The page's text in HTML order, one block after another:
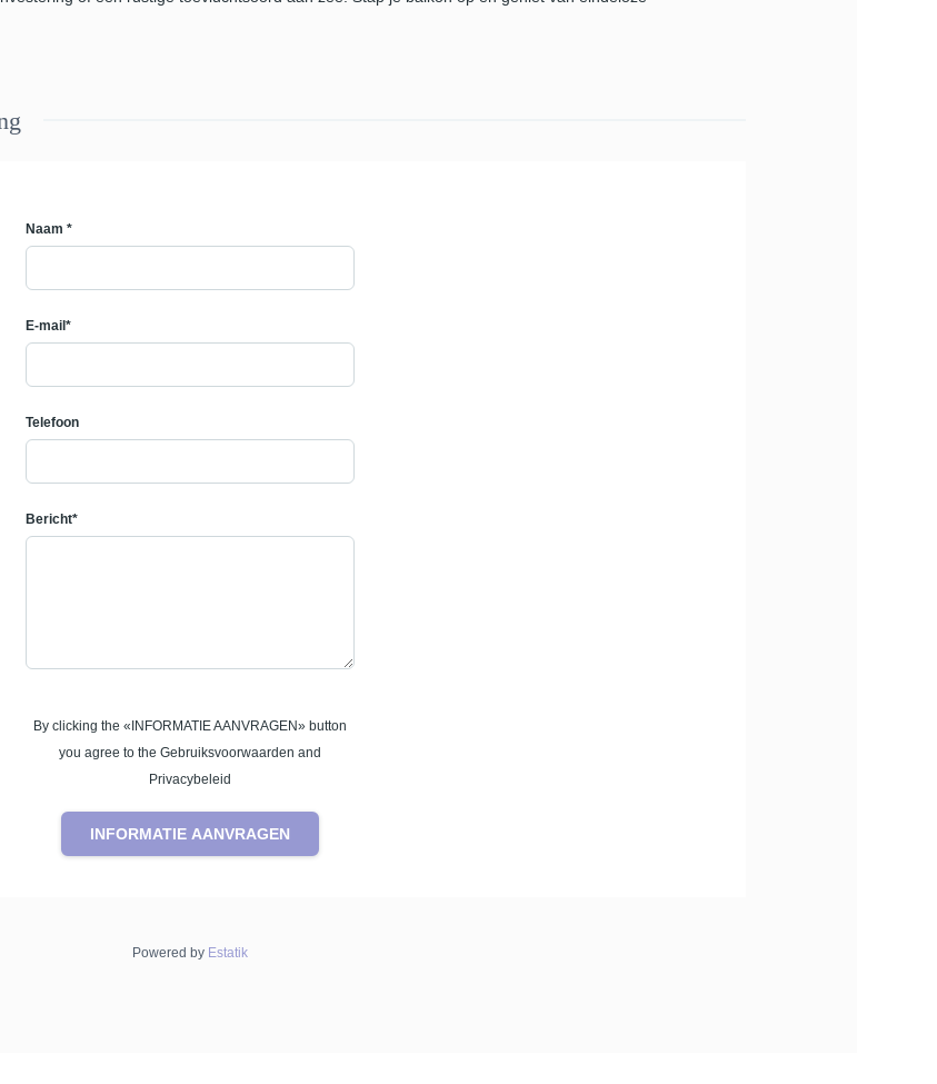
Naam *
E-mail*
Telefoon
Bericht*
By clicking the «INFORMATIE AANVRAGEN» button
you agree to the Gebruiksvoorwaarden and
Privacybeleid
INFORMATIE AANVRAGEN
Powered by Estatik